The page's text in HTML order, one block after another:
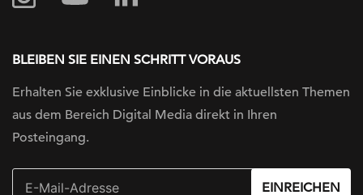
BLEIBEN SIE EINEN SCHRITT VORAUS
Erhalten Sie exklusive Einblicke in die aktuellsten Themen
aus dem Bereich Digital Media direkt in Ihren
Posteingang.
EINREICHEN